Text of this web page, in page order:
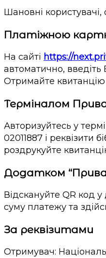
Шановні
Платіжною
На сайті https://
автоматично, введіть
Отримайте
Терміналом
Авторизуйтесь у
02011887 і реквізити
роздрукуйте
Додатком
Відскануйте QR код
суму платежу та
За реквізитами
Отримувач: